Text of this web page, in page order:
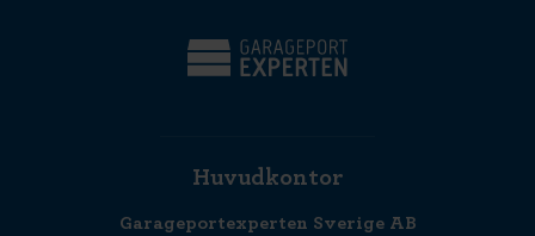
Huvudkontor
Garageportexperten Sverige AB